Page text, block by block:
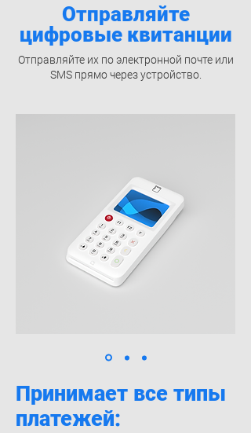
Отправляйте
цифровые квитанции
Отправляйте их по электронной почте или
SMS прямо через устройство.
Принимает все типы
платежей: